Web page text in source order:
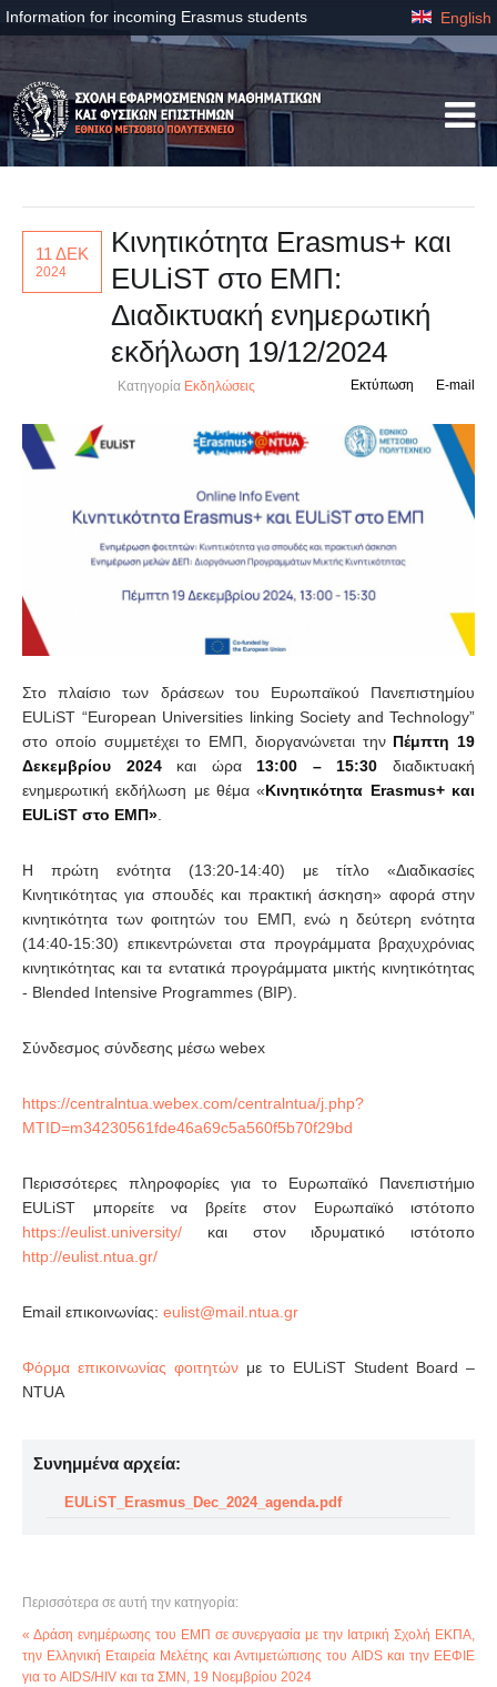
Information for incoming Erasmus students English
11 ΔΕΚ
2024
Κινητικότητα Erasmus+ και
EULiST στο ΕΜΠ:
Διαδικτυακή ενημερωτική
εκδήλωση 19/12/2024
Κατηγορία Εκδηλώσεις E-mail
Εκτύπωση
Στο πλαίσιο των δράσεων του Ευρωπαϊκού Πανεπιστημίου
EULiST “European Universities linking Society and Technology”
στο οποίο συμμετέχει το ΕΜΠ, διοργανώνεται την Πέμπτη 19
Δεκεμβρίου 2024και ώρα 13:00 – 15:30 διαδικτυακή
ενημερωτική εκδήλωση με θέμα «Κινητικότητα Erasmus+ και
EULiST στο ΕΜΠ»
Η πρώτη ενότητα (13:20-14:40) με τίτλο «Διαδικασίες
Κινητικότητας για σπουδές και πρακτική άσκηση» αφορά στην
κινητικότητα των φοιτητών του ΕΜΠ, ενώ η δεύτερη ενότητα
(14:40-15:30) επικεντρώνεται στα προγράμματα βραχυχρόνιας
κινητικότητας και τα εντατικά προγράμματα μικτής κινητικότητας
- Blended Intensive Programmes (BIP).
Σύνδεσμος σύνδεσης μέσω webex
https://centralntua.webex.com/centralntua/j.php?
MTID=m34230561fde46a69c5a560f5b70f29bd
Περισσότερες πληροφορίες για τo Ευρωπαϊκό Πανεπιστήμιο
EULiST μπορείτε να βρείτε στον Ευρωπαϊκό ιστότοπο
https://eulist.university/ και στον ιδρυματικό ιστότοπο
http://eulist.ntua.gr/
Email επικοινωνίας:
Φόρμα επικοινωνίας φοιτητών με το EULiST Student Board –
NTUA
Συνημμένα αρχεία:
EULiST_Erasmus_Dec_2024_agenda.pdf
Περισσότερα σε αυτή την κατηγορία:
« Δράση ενημέρωσης του ΕΜΠ σε συνεργασία με την Ιατρική Σχολή ΕΚΠΑ,
την Ελληνική Εταιρεία Μελέτης και Αντιμετώπισης του AIDS και την ΕΕΦΙΕ
για το AIDS/HIV και τα ΣΜΝ, 19 Νοεμβρίου 2024